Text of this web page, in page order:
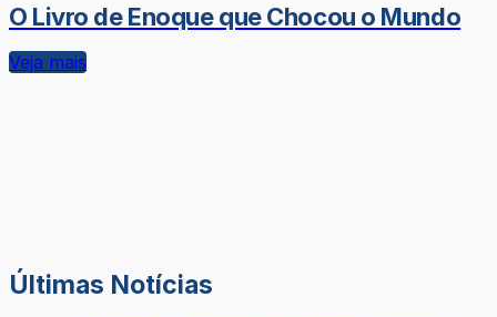
O Livro de Enoque que Chocou o Mundo
Veja mais
Últimas Notícias